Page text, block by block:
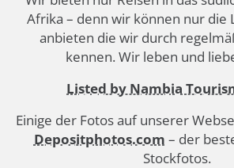
Afrika – denn wir können nur die
anbieten die wir durch
kennen. Wir leben und
Listed by Nambia
Einige der Fotos auf unserer
Depositphotos.com – der
Stockfotos.